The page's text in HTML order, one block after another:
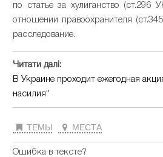
по статье за хулиганство (ст.296
отношении правоохранителя
расследование.
Читати далі:
В Украине проходит ежегодная
насилия"
ТЕМЫ МЕСТА
Ошибка в тексте?